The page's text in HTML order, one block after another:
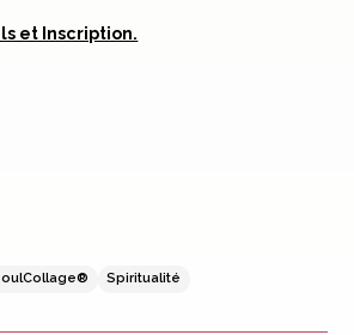
et Inscription.
Spiritualité